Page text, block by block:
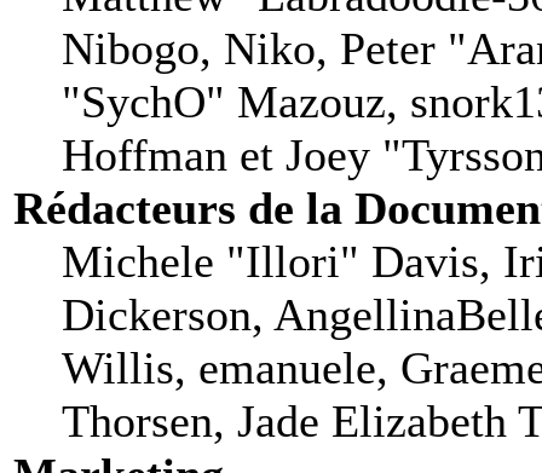
Nibogo, Niko, Peter
"SychO" Mazouz,
Hoffman et Joey
Rédacteurs de la
Michele "Illori" Davis,
Dickerson,
Willis, emanuele,
Thorsen, Jade Elizabeth